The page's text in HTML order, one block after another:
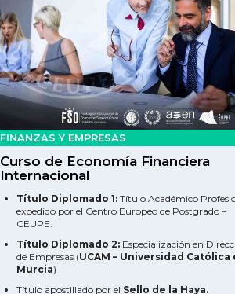
FINANZAS Y EMPRESAS
Curso de Economía Financiera
Internacional
Título Diplomado 1: Título Académico
expedido por el Centro Europeo de Postgrado –
CEUPE.
Título Diplomado 2: Especialización en
de Empresas (UCAM – Universidad Católica
Murcia)
Título apostillado por el Sello de la Haya.